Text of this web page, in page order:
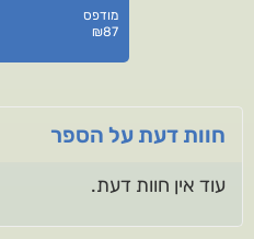
מודפס
₪87
חוות דעת על הספר
עוד אין חוות דעת.